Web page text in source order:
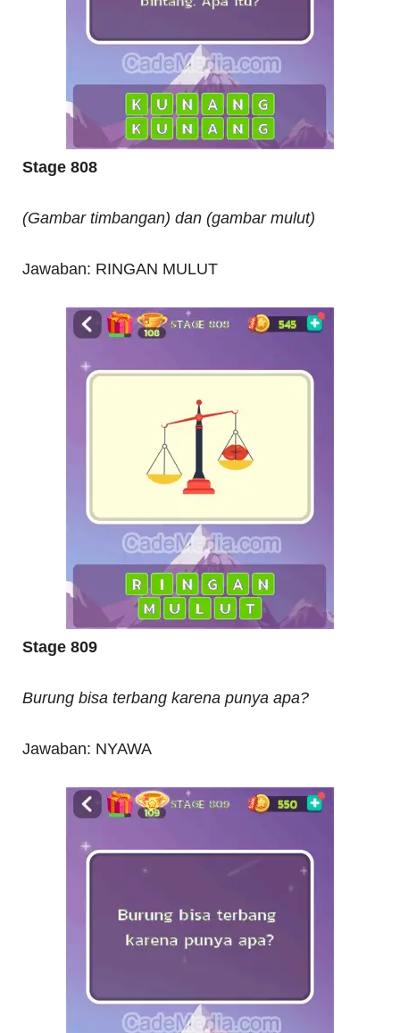
Stage 808
(Gambar timbangan) dan (gambar mulut)
Jawaban: RINGAN MULUT
Stage 809
Burung bisa terbang karena punya apa?
Jawaban: NYAWA